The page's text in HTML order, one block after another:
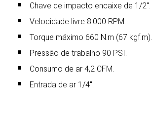
Chave de impacto encaixe de 1/2".
Velocidade livre 8.000 RPM.
Torque máximo 660 N.m (67 kgf.m).
Pressão de trabalho 90 PSI.
Consumo de ar 4,2 CFM.
Entrada de ar 1/4".